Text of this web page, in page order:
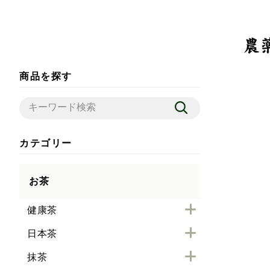
商品を探す
カテゴリー
お茶
健康茶
日本茶
抹茶